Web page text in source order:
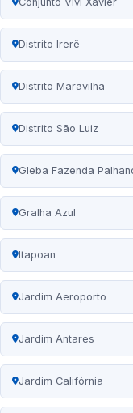
Distrito Irerê
Distrito Maravilha
Distrito São Luiz
Gleba Fazenda
Gralha Azul
Itapoan
Jardim Aeroporto
Jardim Antares
Jardim Califórnia